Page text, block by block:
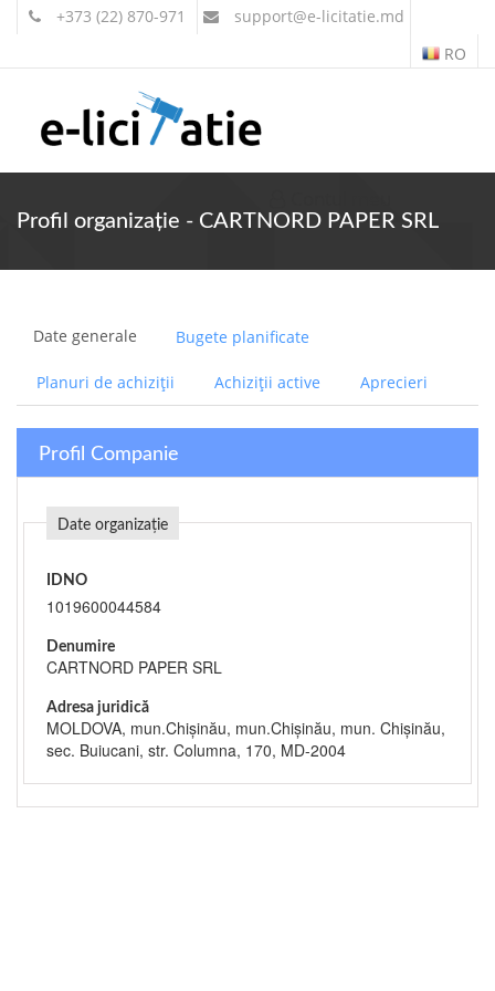
+373 (22) 870-971 support@e-licitatie.md
RO
Profil organizație - CARTNORD PAPER SRL
Date generale Bugete planificate
Planuri de achiziții Achiziții active Aprecieri
Profil Companie
Date organizație
IDNO
1019600044584
Denumire
CARTNORD PAPER SRL
Adresa juridică
MOLDOVA, mun.Chişinău, mun.Chişinău, mun. Chişinău,
sec. Buiucani, str. Columna, 170, MD-2004